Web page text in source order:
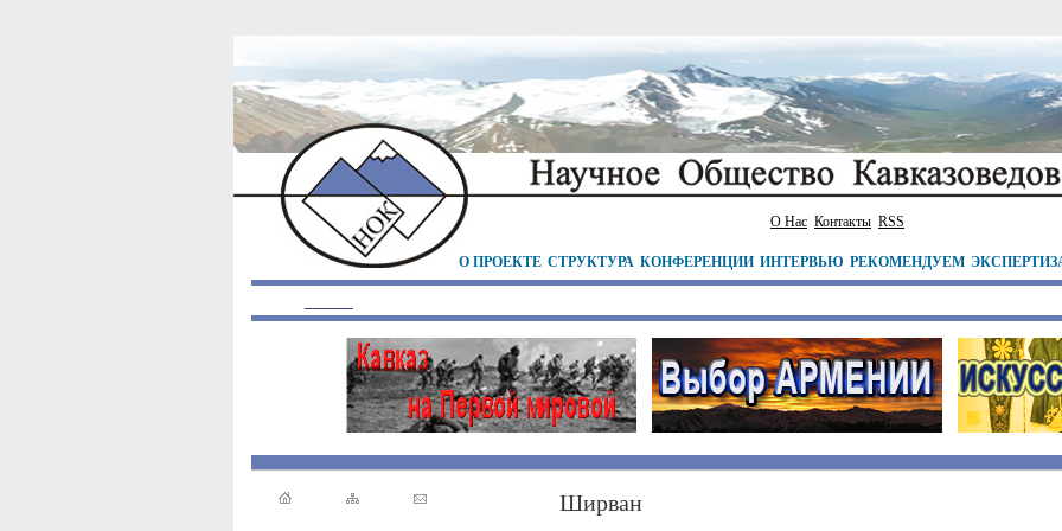
О Нас Контакты RSS
О ПРОЕКТЕ СТРУКТУРА КОНФЕРЕНЦИИ ИНТЕРВЬЮ РЕКОМЕНДУЕМ
Ширван